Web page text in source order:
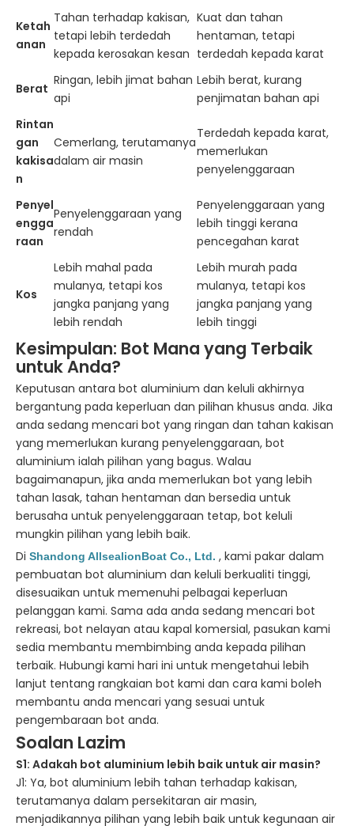
Ketah
anan
Tahan terhadap kakisan,
tetapi lebih terdedah
kepada kerosakan kesan
Kuat dan tahan
hentaman, tetapi
terdedah kepada karat
Berat
Ringan, lebih jimat bahan
api
Lebih berat, kurang
penjimatan bahan api
Rintan
gan
kakisa
n
Cemerlang, terutamanya
dalam air masin
Terdedah kepada karat,
memerlukan
penyelenggaraan
Penyel
engga
raan
Penyelenggaraan yang
rendah
Penyelenggaraan yang
lebih tinggi kerana
pencegahan karat
Kos
Lebih mahal pada
mulanya, tetapi kos
jangka panjang yang
lebih rendah
Lebih murah pada
mulanya, tetapi kos
jangka panjang yang
lebih tinggi
Kesimpulan: Bot Mana yang Terbaik
untuk Anda?
Keputusan antara bot aluminium dan keluli akhirnya
bergantung pada keperluan dan pilihan khusus anda. Jika
anda sedang mencari bot yang ringan dan tahan kakisan
yang memerlukan kurang penyelenggaraan, bot
aluminium ialah pilihan yang bagus. Walau
bagaimanapun, jika anda memerlukan bot yang lebih
tahan lasak, tahan hentaman dan bersedia untuk
berusaha untuk penyelenggaraan tetap, bot keluli
mungkin pilihan yang lebih baik.
Di Shandong AllsealionBoat Co., Ltd. , kami pakar dalam
pembuatan bot aluminium dan keluli berkualiti tinggi,
disesuaikan untuk memenuhi pelbagai keperluan
pelanggan kami. Sama ada anda sedang mencari bot
rekreasi, bot nelayan atau kapal komersial, pasukan kami
sedia membantu membimbing anda kepada pilihan
terbaik. Hubungi kami hari ini untuk mengetahui lebih
lanjut tentang rangkaian bot kami dan cara kami boleh
membantu anda mencari yang sesuai untuk
pengembaraan bot anda.
Soalan Lazim
S1: Adakah bot aluminium lebih baik untuk air masin?
J1: Ya, bot aluminium lebih tahan terhadap kakisan,
terutamanya dalam persekitaran air masin,
menjadikannya pilihan yang lebih baik untuk kegunaan air